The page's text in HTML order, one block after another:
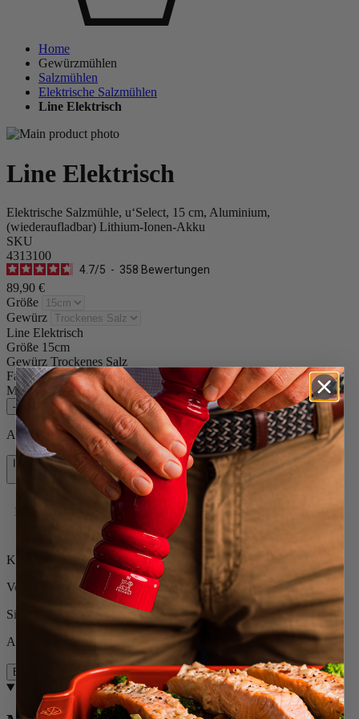
Home
Gewürzmühlen
Salzmühlen
Elektrische Salzmühlen
Line Elektrisch
Line Elektrisch
Elektrische Salzmühle, u‘Select, 15 cm, Aluminium,
(wiederaufladbar) Lithium-Ionen-Akku
SKU
4313100
4.7/5 - 358 Bewertungen
89,90 €
Größe
Gewürz
Line Elektrisch
Größe 15cm
Gewürz Trockenes Salz
FarbeAlu
Menge
– +
Auf Lager und bereit, zu Ihnen nach Hause geliefert zu werden.
In den Warenkorb
Kostenlose Lieferung bei Einkäufen über 50 €
Kostenlose Rücksendungen
Versand innerhalb von 24 bis 48 Stunden
Sichere Zahlung
Auf Lager
Beschreibung
Beschreibung